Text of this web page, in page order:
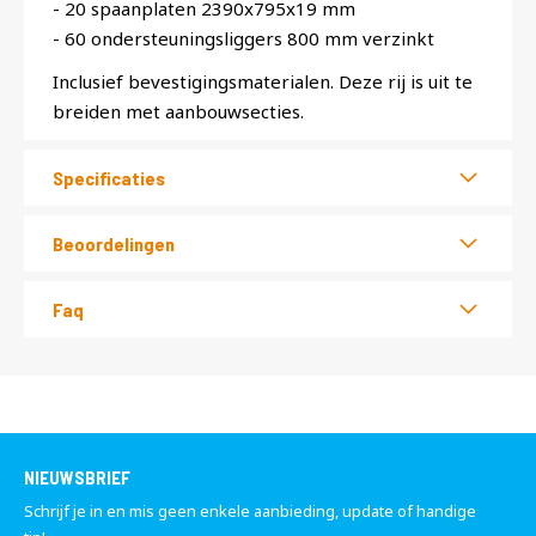
- 20 spaanplaten 2390x795x19 mm
- 60 ondersteuningsliggers 800 mm verzinkt
Inclusief bevestigingsmaterialen. Deze rij is uit te
breiden met aanbouwsecties.
Specificaties
Beoordelingen
Faq
NIEUWSBRIEF
Schrijf je in en mis geen enkele aanbieding, update of handige